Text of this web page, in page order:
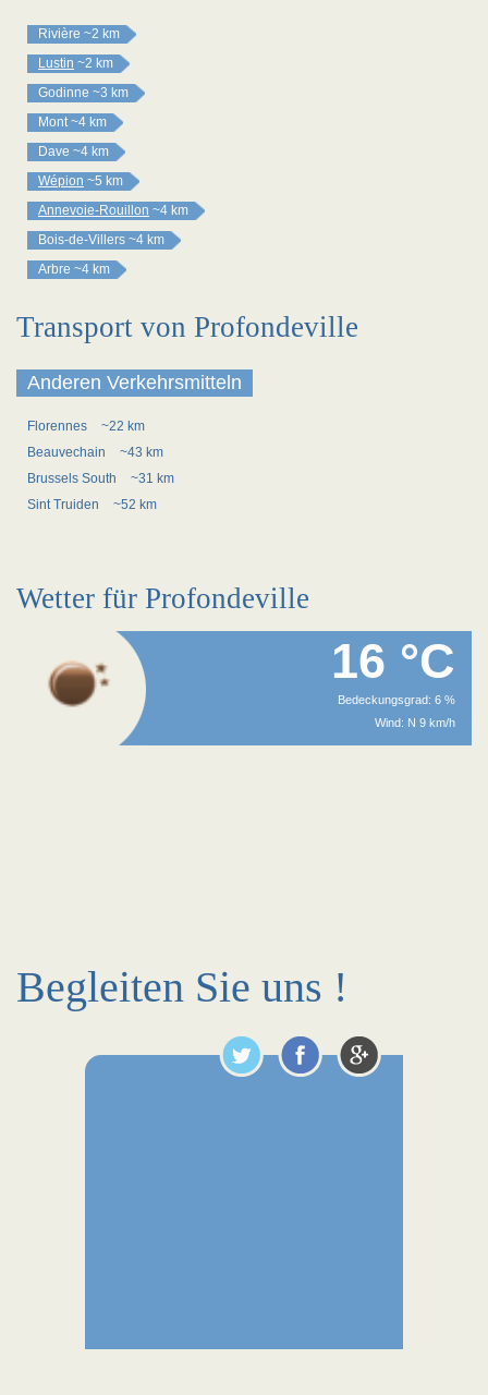
Rivière ~2 km
Lustin ~2 km
Godinne ~3 km
Mont ~4 km
Dave ~4 km
Wépion ~5 km
Annevoie-Rouillon ~4 km
Bois-de-Villers ~4 km
Arbre ~4 km
Transport von Profondeville
Anderen Verkehrsmitteln
Florennes
~22 km
Beauvechain
~43 km
Brussels South
~31 km
Sint Truiden
~52 km
Wetter für Profondeville
16 °C
Bedeckungsgrad: 6 %
Wind: N 9 km/h
Begleiten Sie uns !